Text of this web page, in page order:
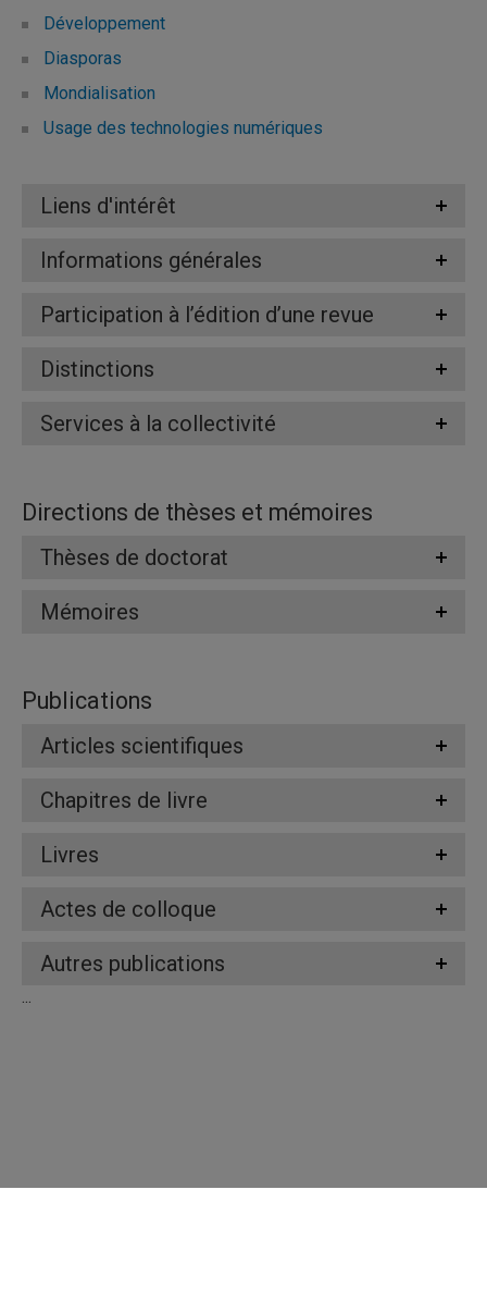
Développement
Diasporas
Mondialisation
Usage des technologies numériques
Liens d'intérêt
Informations générales
Participation à l’édition d’une revue
Distinctions
Services à la collectivité
Directions de thèses et mémoires
Thèses de doctorat
Mémoires
Publications
Articles scientifiques
Chapitres de livre
Livres
Actes de colloque
Autres publications
...